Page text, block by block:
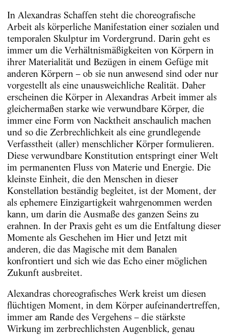
In Alexandras Schaffen steht die choreografische
Arbeit als körperliche Manifestation einer sozialen und
temporalen Skulptur im Vordergrund. Darin geht es
immer um die Verhältnismäßigkeiten von Körpern in
ihrer Materialität und Bezügen in einem Gefüge mit
anderen Körpern – ob sie nun anwesend sind oder nur
vorgestellt als eine unausweichliche Realität. Daher
erscheinen die Körper in Alexandras Arbeit immer als
gleichermaßen starke wie verwundbare Körper, die
immer eine Form von Nacktheit anschaulich machen
und so die Zerbrechlichkeit als eine grundlegende
Verfasstheit (aller) menschlicher Körper formulieren.
Diese verwundbare Konstitution entspringt einer Welt
im permanenten Fluss von Materie und Energie. Die
kleinste Einheit, die den Menschen in dieser
Konstellation beständig begleitet, ist der Moment, der
als ephemere Einzigartigkeit wahrgenommen werden
kann, um darin die Ausmaße des ganzen Seins zu
erahnen. In der Praxis geht es um die Entfaltung dieser
Momente als Geschehen im Hier und Jetzt mit
anderen, die das Magische mit dem Banalen
konfrontiert und sich wie das Echo einer möglichen
Zukunft ausbreitet.
Alexandras choreografisches Werk kreist um diesen
flüchtigen Moment, in dem Körper aufeinandertreffen,
immer am Rande des Vergehens – die stärkste
Wirkung im zerbrechlichsten Augenblick, genau